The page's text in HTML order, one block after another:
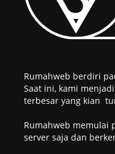
Rumahweb berdiri
Saat ini, kami
terbesar yang kian
Rumahweb memulai
server saja dan